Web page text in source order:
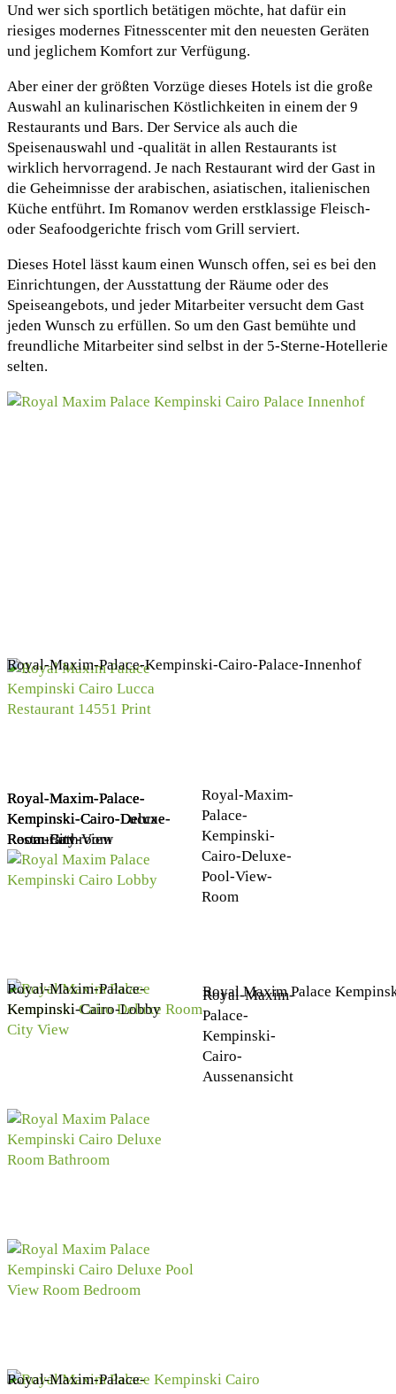
Und wer sich sportlich betätigen möchte, hat dafür ein
riesiges modernes Fitnesscenter mit den neuesten Geräten
und jeglichem Komfort zur Verfügung.
Aber einer der größten Vorzüge dieses Hotels ist die große
Auswahl an kulinarischen Köstlichkeiten in einem der 9
Restaurants und Bars. Der Service als auch die
Speisenauswahl und -qualität in allen Restaurants ist
wirklich hervorragend. Je nach Restaurant wird der Gast in
die Geheimnisse der arabischen, asiatischen, italienischen
Küche entführt. Im Romanov werden erstklassige Fleisch-
oder Seafoodgerichte frisch vom Grill serviert.
Dieses Hotel lässt kaum einen Wunsch offen, sei es bei den
Einrichtungen, der Ausstattung der Räume oder des
Speiseangebots, und jeder Mitarbeiter versucht dem Gast
jeden Wunsch zu erfüllen. So um den Gast bemühte und
freundliche Mitarbeiter sind selbst in der 5-Sterne-Hotellerie
selten.
Royal-Maxim-Palace-Kempinski-Cairo-Palace-Innenhof
Royal-Maxim-Palace-
Kempinski-Cairo-Lucca-
Restaurant
Royal-Maxim-Palace-
Kempinski-Cairo-Lobby
Royal-Maxim-Palace-
Kempinski-Cairo-Deluxe-
Room-City-View
Royal-Maxim-Palace-
Kempinski-Cairo-Deluxe-
Room-Bathroom
Royal-Maxim-Palace-
Royal-Maxim-
Palace-
Kempinski-
Cairo-Deluxe-
Pool-View-
Room
Royal-Maxim-
Palace-
Kempinski-
Cairo-
Aussenansicht
Royal Maxim Palace